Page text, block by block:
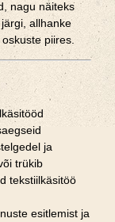
nagu näiteks
allhanke
piires.
ja
trükib
tekstiilkäsitöö
esitlemist ja